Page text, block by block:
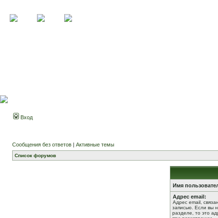
Вход
Сообщения без ответов | Активные темы
Список форумов
Имя
Адрес email:
Адрес email,
записью. Если вы
разделе, то это